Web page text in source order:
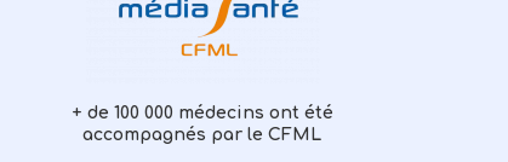
+ de 100 000 médecins ont été
accompagnés par le CFML